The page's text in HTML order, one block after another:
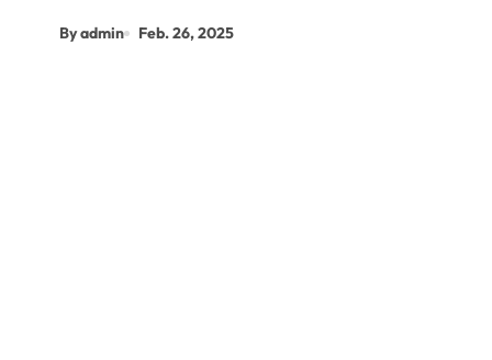
By admin Feb. 26, 2025